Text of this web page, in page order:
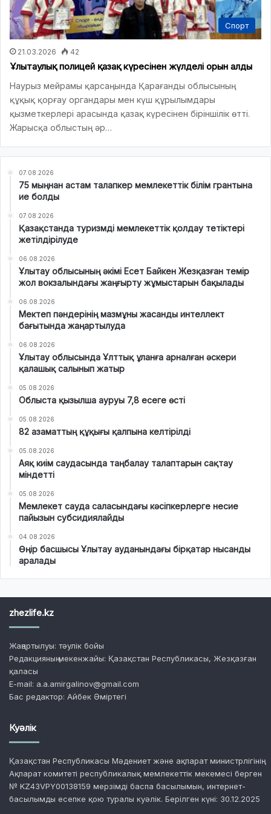
Спорт
21.03.2026 42
Ұлытаулық полицей қазақ күресінен жүлделі орын алды
Наурыз мейрамы қарсаңында Қарағанды облысының
құқық қорғау органдары мен күш құрылымдары
қызметкерлері арасында қазақ күресінен біріншілік өтті.
Жарысқа облыстың әр…
07.08.2026
75 мыңнан астам талапкер мемлекеттік білім грантына
ие болды
07.08.2026
Қазақстанда туризмді мемлекеттік қолдау тетіктері
жетілдірілуде
06.08.2026
Ұлытау облысының әкімі Есет Байкен Жезқазған темір
жол вокзалындағы жаңғырту жұмыстарын бақылады
06.08.2026
Мектеп пәндерінің мазмұны жасанды интеллект
бағытында жаңартылуда
06.08.2026
Ұлытау облысында Ұлттық ұланға арналған әскери
қалашық салынып жатыр
05.08.2026
Облыста қызылша ауруы 7,8 есеге өсті
05.08.2026
82 азаматтың құқығы қалпына келтірілді
05.08.2026
Аяқ киім саудасында таңбалау талаптарын сақтау
міндетті
05.08.2026
Мемлекет сауда саласындағы кәсіпкерлерге несие
пайызын субсидиялайды
04.08.2026
Өңір басшысы Ұлытау ауданындағы бірқатар нысанды
аралады
zhezlife.kz
Жаңартылуы: тәулік бойы
Редакцияның мекенжайы: Қазақстан Республикасы, Жезқазған
қаласы
E-mail: a.a.amirgalinov@gmail.com
Бас редактор: Айбек Әміртегі
Куәлік
Қазақстан Республикасы Мәдениет және ақпарат министрлігінің
Ақпарат комитеті республикалық мемлекеттік мекемесі берген
№ KZ43VPY00138159 мерзімді баспа басылымын, интернет-
басылымды есепке қою туралы куәлік. Берілген күні: 30.12.2025